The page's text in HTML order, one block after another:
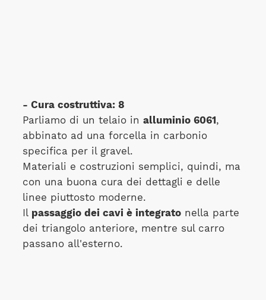
- Cura costruttiva: 8
Parliamo di un telaio in alluminio 6061,
abbinato ad una forcella in carbonio
specifica per il gravel.
Materiali e costruzioni semplici, quindi, ma
con una buona cura dei dettagli e delle
linee piuttosto moderne.
Il passaggio dei cavi è integratonella parte
dei triangolo anteriore, mentre sul carro
passano all'esterno.